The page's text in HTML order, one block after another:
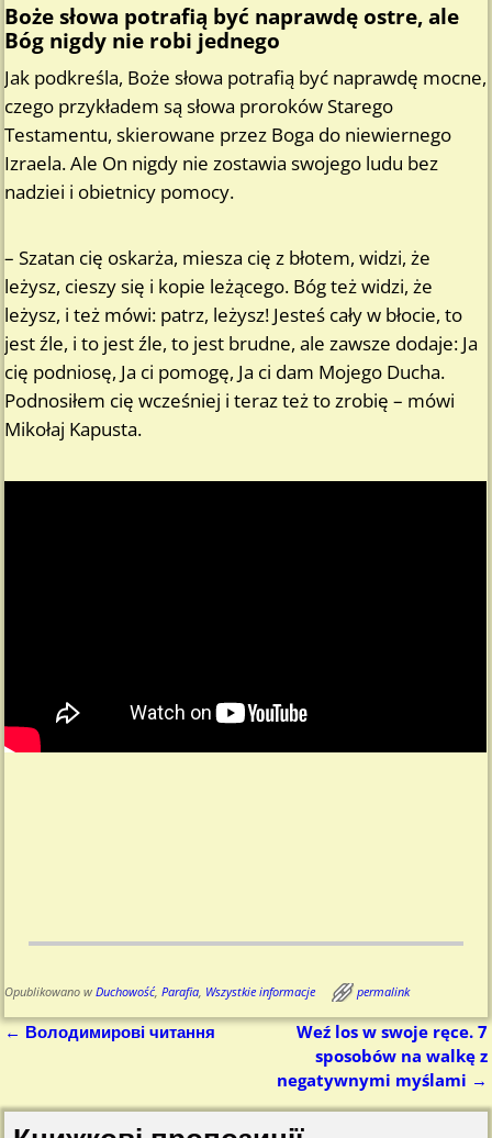
Boże słowa potrafią być naprawdę ostre, ale
Bóg nigdy nie robi jednego
Jak podkreśla, Boże słowa potrafią być naprawdę mocne,
czego przykładem są słowa proroków Starego
Testamentu, skierowane przez Boga do niewiernego
Izraela. Ale On nigdy nie zostawia swojego ludu bez
nadziei i obietnicy pomocy.
– Szatan cię oskarża, miesza cię z błotem, widzi, że
leżysz, cieszy się i kopie leżącego. Bóg też widzi, że
leżysz, i też mówi: patrz, leżysz! Jesteś cały w błocie, to
jest źle, i to jest źle, to jest brudne, ale zawsze dodaje: Ja
cię podniosę, Ja ci pomogę, Ja ci dam Mojego Ducha.
Podnosiłem cię wcześniej i teraz też to zrobię – mówi
Mikołaj Kapusta.
Opublikowano w Duchowość,Parafia, Wszystkie informacje permalink
← Володимирові читання
Weź los w swoje ręce. 7
sposobów na walkę z
negatywnymi myślami →